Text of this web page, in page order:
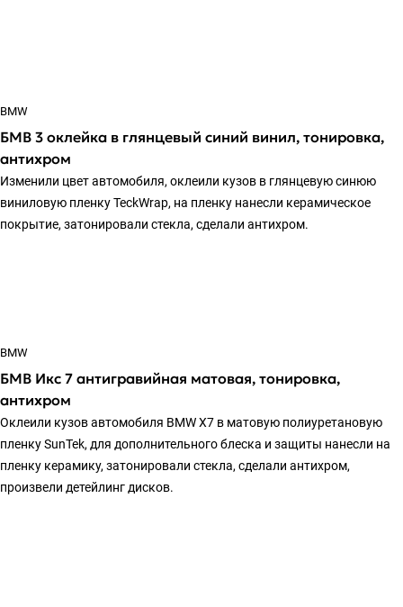
BMW
БМВ 3 оклейка в глянцевый синий винил, тонировка,
антихром
Изменили цвет автомобиля, оклеили кузов в глянцевую синюю
виниловую пленку TeckWrap, на пленку нанесли керамическое
покрытие, затонировали стекла, сделали антихром.
BMW
БМВ Икс 7 антигравийная матовая, тонировка,
антихром
Оклеили кузов автомобиля BMW X7 в матовую полиуретановую
пленку SunTek, для дополнительного блеска и защиты нанесли на
пленку керамику, затонировали стекла, сделали антихром,
произвели детейлинг дисков.